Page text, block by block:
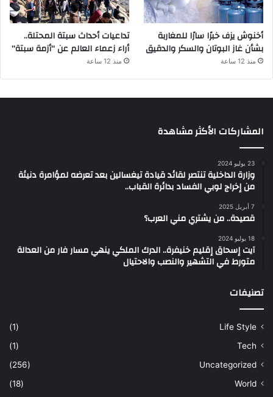
أخنوش يزف خبرًا سارًا للمغاربة
بشأن غاز البوتان والسكر والدقيق
منذ 12 ساعة
تداعيات أحداث سبتة المحتلة..
أراء زعماء العالم عن “أزمة سبتة”
منذ 12 ساعة
المشاركات الأكثر مشاهدة
23 يوليو 2024
وزارة الداخلية تنتصر لقائد قيادة تيغسالين بعد تعرضه لمؤامرة دنيئة
من إخراج لوبي الفساد بدائرة القباب..
7 أبريل 2025
قصيدة.. من يشتري مني العرب؟
18 يوليو 2024
آيت إسحاق إقليم خنيفرة.. الدرك الملكي ينهي مسار فار من العدالة
متورط في التشهير والنصب والاحتيال
تصنيفات
Life Style
(1)
Tech
(1)
Uncategorized
(256)
World
(18)